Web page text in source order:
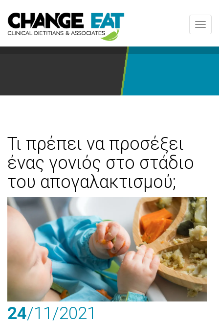
Τι πρέπει να προσέξει
ένας γονιός στο στάδιο
του απογαλακτισμού;
24/11/2021